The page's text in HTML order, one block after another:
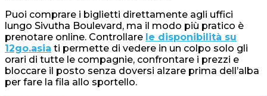
Puoi comprare i biglietti direttamente agli uffici
lungo Sivutha Boulevard, ma il modo più pratico è
prenotare online. Controllare le disponibilità su
12go.asia ti permette di vedere in un colpo solo gli
orari di tutte le compagnie, confrontare i prezzi e
bloccare il posto senza doversi alzare prima dell’alba
per fare la fila allo sportello.